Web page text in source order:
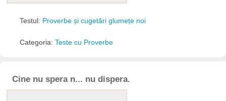
Testul: Proverbe și cugetări glumețe noi
Categoria: Teste cu Proverbe
Cine nu spera n... nu dispera.